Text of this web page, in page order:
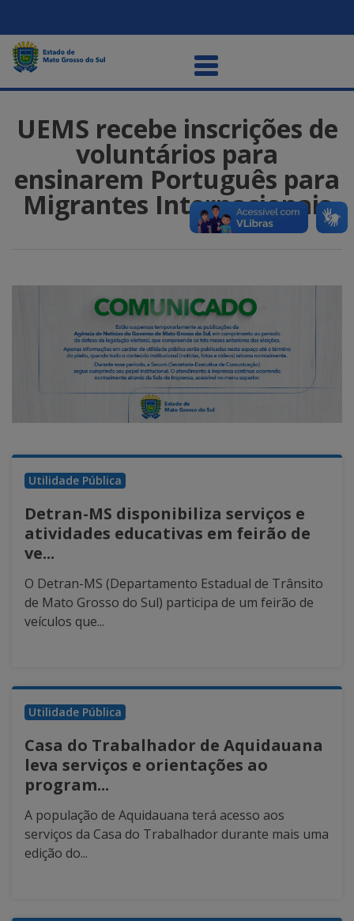
UEMS recebe inscrições de
voluntários para
ensinarem Português para
Migrantes Internacionais
Utilidade Pública
Detran-MS disponibiliza serviços e
atividades educativas em feirão de
ve...
O Detran-MS (Departamento Estadual de Trânsito
de Mato Grosso do Sul) participa de um feirão de
veículos que...
Utilidade Pública
Casa do Trabalhador de Aquidauana
leva serviços e orientações ao
program...
A população de Aquidauana terá acesso aos
serviços da Casa do Trabalhador durante mais uma
edição do...